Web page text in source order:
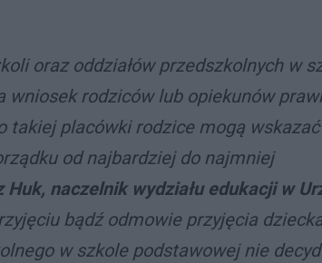
oraz oddziałów przedszkolnych w
rodziców lub opiekunów
takiej placówki rodzice mogą
od najbardziej do najmniej
Huk, naczelnik wydziału edukacji w
bądź odmowie przyjęcia
w szkole podstawowej nie